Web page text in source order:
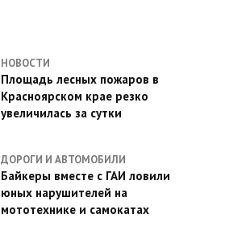
НОВОСТИ
Площадь лесных пожаров в
Красноярском крае резко
увеличилась за сутки
ДОРОГИ И АВТОМОБИЛИ
Байкеры вместе с ГАИ ловили
юных нарушителей на
мототехнике и самокатах